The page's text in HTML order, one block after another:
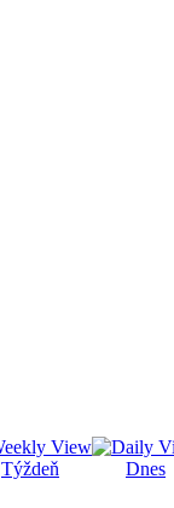
Týždeň Dnes